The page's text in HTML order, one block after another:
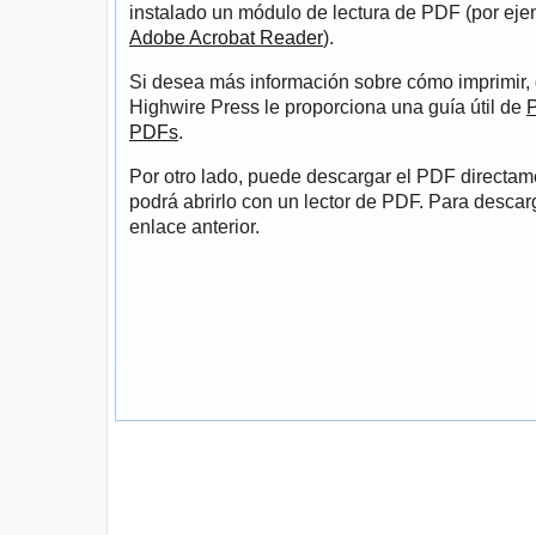
instalado un módulo de lectura de PDF (por
Adobe Acrobat Reader).
Si desea más información sobre cómo
Highwire Press le proporciona una guía útil de
PDFs.
Por otro lado, puede descargar el PDF
podrá abrirlo con un lector de PDF. Para
enlace anterior.